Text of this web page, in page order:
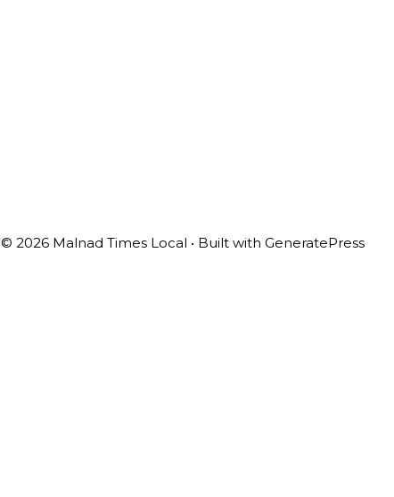
© 2026 Malnad Times Local • Built with GeneratePress